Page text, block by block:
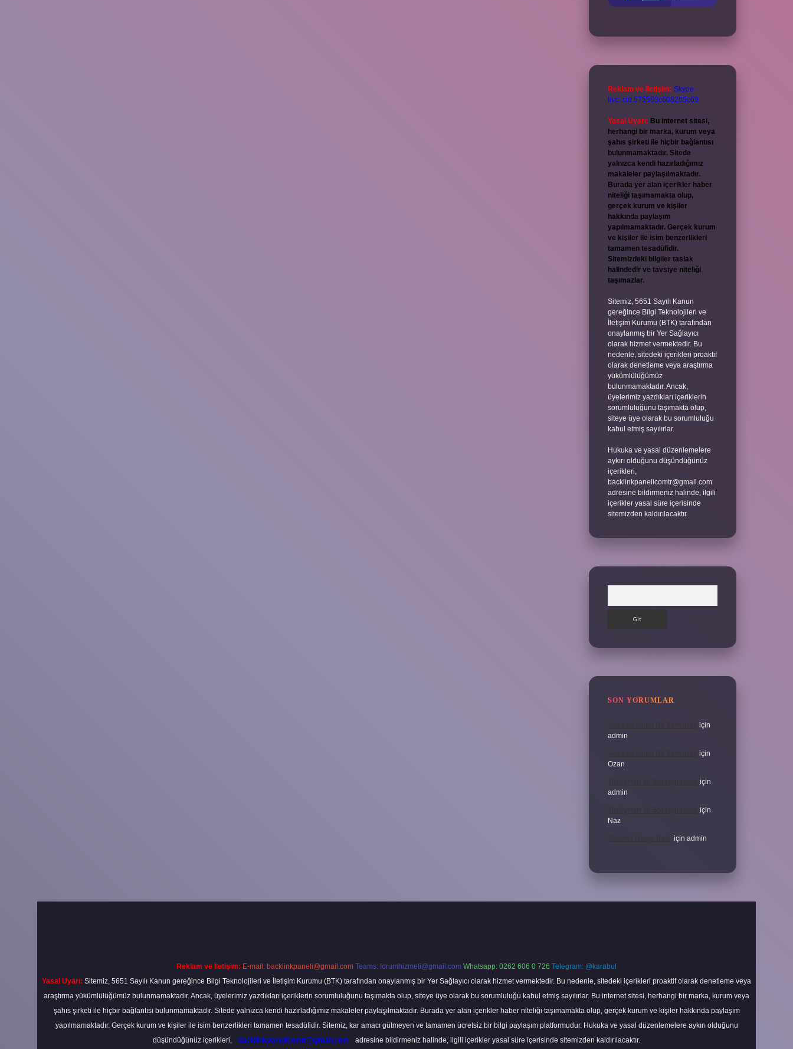
Reklam ve İletişim: Skype:
live:.cid.575569c608265c69
Yasal Uyarı: Bu internet sitesi,
herhangi bir marka, kurum veya
şahıs şirketi ile hiçbir bağlantısı
bulunmamaktadır. Sitede
yalnızca kendi hazırladığımız
makaleler paylaşılmaktadır.
Burada yer alan içerikler haber
niteliği taşımamakta olup,
gerçek kurum ve kişiler
hakkında paylaşım
yapılmamaktadır. Gerçek kurum
ve kişiler ile isim benzerlikleri
tamamen tesadüfidir.
Sitemizdeki bilgiler taslak
halindedir ve tavsiye niteliği
taşımazlar.
Sitemiz, 5651 Sayılı Kanun
gereğince Bilgi Teknolojileri ve
İletişim Kurumu (BTK) tarafından
onaylanmış bir Yer Sağlayıcı
olarak hizmet vermektedir. Bu
nedenle, sitedeki içerikleri proaktif
olarak denetleme veya araştırma
yükümlülüğümüz
bulunmamaktadır. Ancak,
üyelerimiz yazdıkları içeriklerin
sorumluluğunu taşımakta olup,
siteye üye olarak bu sorumluluğu
kabul etmiş sayılırlar.
Hukuka ve yasal düzenlemelere
aykırı olduğunu düşündüğünüz
içerikleri,
backlinkpanelicomtr@gmail.com
adresine bildirmeniz halinde, ilgili
içerikler yasal süre içerisinde
sitemizden kaldırılacaktır.
SON YORUMLAR
Veda Mektubu Ne Zamandır için
admin
Veda Mektubu Ne Zamandır için
Ozan
Türkiyenin Ilk Sözlüğü Nedir için
admin
Türkiyenin Ilk Sözlüğü Nedir için
Naz
Sardina Hangi Balık için admin
Reklam ve İletişim: E-mail: backlinkpaneli@gmail.com Teams: forumhizmeti@gmail.com Whatsapp: 0262 606 0 726 Telegram: @karabul
Yasal Uyarı: Sitemiz, 5651 Sayılı Kanun gereğince Bilgi Teknolojileri ve İletişim Kurumu (BTK) tarafından onaylanmış bir Yer Sağlayıcı olarak hizmet vermektedir. Bu nedenle, sitedeki içerikleri proaktif olarak denetleme veya
araştırma yükümlülüğümüz bulunmamaktadır. Ancak, üyelerimiz yazdıkları içeriklerin sorumluluğunu taşımakta olup, siteye üye olarak bu sorumluluğu kabul etmiş sayılırlar. Bu internet sitesi, herhangi bir marka, kurum veya
şahıs şirketi ile hiçbir bağlantısı bulunmamaktadır. Sitede yalnızca kendi hazırladığımız makaleler paylaşılmaktadır. Burada yer alan içerikler haber niteliği taşımamakta olup, gerçek kurum ve kişiler hakkında paylaşım
yapılmamaktadır. Gerçek kurum ve kişiler ile isim benzerlikleri tamamen tesadüfidir. Sitemiz, kar amacı gütmeyen ve tamamen ücretsiz bir bilgi paylaşım platformudur. Hukuka ve yasal düzenlemelere aykırı olduğunu
düşündüğünüz içerikleri,
backlinkpanelicomtr@gmail.com adresine bildirmeniz halinde, ilgili içerikler yasal süre içerisinde sitemizden kaldırılacaktır.